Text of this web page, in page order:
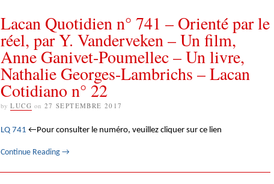
Lacan Quotidien n° 741 – Orienté par le
réel, par Y. Vanderveken – Un film,
Anne Ganivet-Poumellec – Un livre,
Nathalie Georges-Lambrichs – Lacan
Cotidiano n° 22
by LUCG on 27 SEPTEMBRE 2017
LQ 741 ←Pour consulter le numéro, veuillez cliquer sur ce lien
Continue Reading →